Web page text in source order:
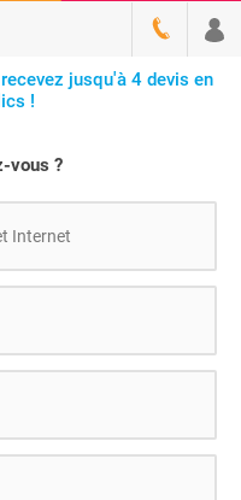
jusqu'à 4 devis en
!
vous ?
Internet